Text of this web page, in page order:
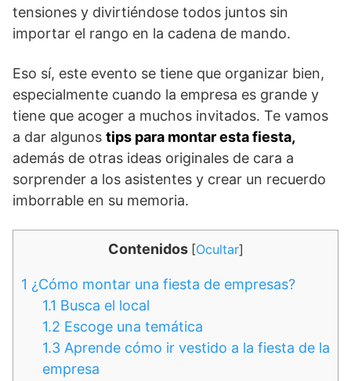
tensiones y divirtiéndose todos juntos sin
importar el rango en la cadena de mando.
Eso sí, este evento se tiene que organizar bien,
especialmente cuando la empresa es grande y
tiene que acoger a muchos invitados. Te vamos
a dar algunos tips para montar esta fiesta,
además de otras ideas originales de cara a
sorprender a los asistentes y crear un recuerdo
imborrable en su memoria.
Contenidos [Ocultar]
1 ¿Cómo montar una fiesta de empresas?
1.1 Busca el local
1.2 Escoge una temática
1.3 Aprende cómo ir vestido a la fiesta de la
empresa